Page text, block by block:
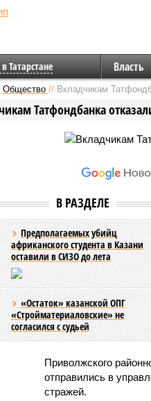
Татарстане Власть
Общество // Вкладчикам
Татфондбанка
В РАЗДЕЛЕ
Предполагаемых убийц
африканского студента в Казани
оставили в СИЗО до лета
«Остаток» казанской ОПГ
«Стройматериаловские» не
согласился с судьей
Приволжского
отправились в
стражей.